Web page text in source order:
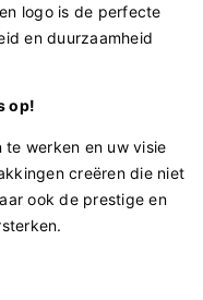
logo is de perfecte
en duurzaamheid
op!
te werken en uw visie
creëren die niet
ook de prestige en